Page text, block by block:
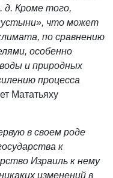
д. Кроме того,
что может
по сравнению
особенно
и природных
процесса
Мататьяху
в своем роде
к
Израиль к нему
изменений в